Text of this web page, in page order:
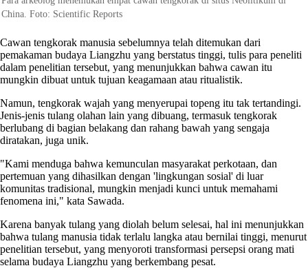
China. Foto: Scientific Reports
Cawan tengkorak manusia sebelumnya telah ditemukan dari
pemakaman budaya Liangzhu yang berstatus tinggi, tulis para peneliti
dalam penelitian tersebut, yang menunjukkan bahwa cawan itu
mungkin dibuat untuk tujuan keagamaan atau ritualistik.
Namun, tengkorak wajah yang menyerupai topeng itu tak tertandingi.
Jenis-jenis tulang olahan lain yang dibuang, termasuk tengkorak
berlubang di bagian belakang dan rahang bawah yang sengaja
diratakan, juga unik.
"Kami menduga bahwa kemunculan masyarakat perkotaan, dan
pertemuan yang dihasilkan dengan 'lingkungan sosial' di luar
komunitas tradisional, mungkin menjadi kunci untuk memahami
fenomena ini," kata Sawada.
Karena banyak tulang yang diolah belum selesai, hal ini menunjukkan
bahwa tulang manusia tidak terlalu langka atau bernilai tinggi, menurut
penelitian tersebut, yang menyoroti transformasi persepsi orang mati
selama budaya Liangzhu yang berkembang pesat.